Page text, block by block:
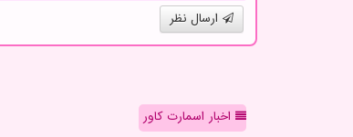
ارسال نظر
اخبار اسمارت کاور